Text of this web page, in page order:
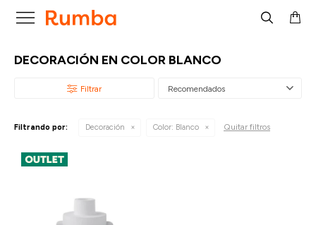

DECORACIÓN EN COLOR BLANCO
Recomendados
Filtrando por: Decoración Color: Blanco Quitar filtros